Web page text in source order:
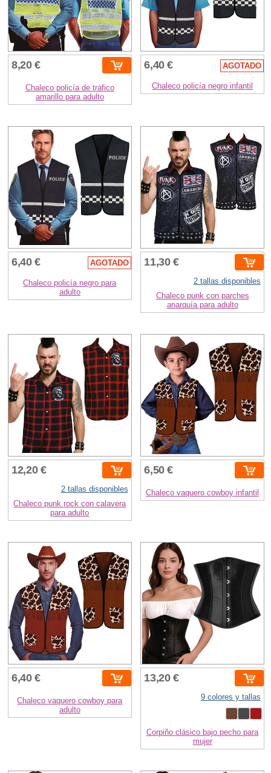
8,20 €
Chaleco policía de tráfico
amarillo para adulto
6,40 € AGOTADO
Chaleco policía negro infantil
6,40 € AGOTADO
Chaleco policía negro para
adulto
11,30 €
2 tallas disponibles
Chaleco punk con parches
anarquía para adulto
12,20 €
2 tallas disponibles
Chaleco punk rock con calavera
para adulto
6,50 €
Chaleco vaquero cowboy infantil
6,40 €
Chaleco vaquero cowboy para
adulto
13,20 €
9 colores y tallas
Corpiño clásico bajo pecho para
mujer